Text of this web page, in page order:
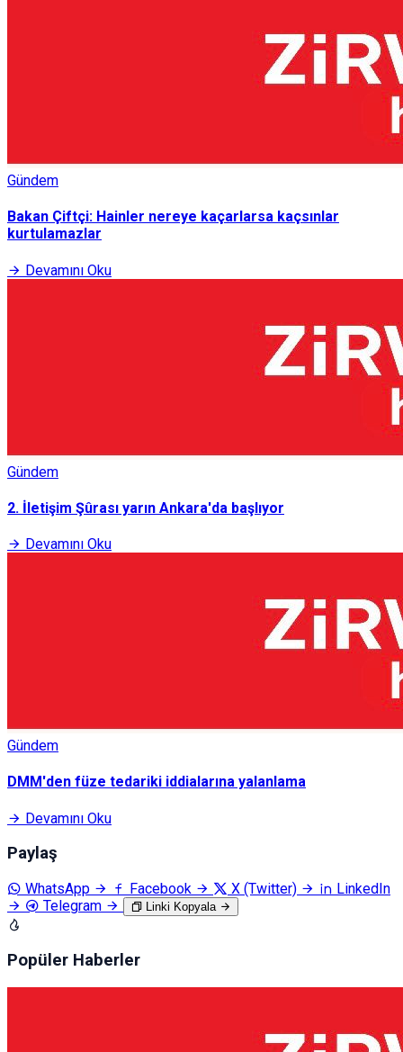
Gündem
Bakan Çiftçi: Hainler nereye kaçarlarsa kaçsınlar
kurtulamazlar
Devamını Oku
Gündem
2. İletişim Şûrası yarın Ankara'da başlıyor
Devamını Oku
Gündem
DMM'den füze tedariki iddialarına yalanlama
Devamını Oku
Paylaş
WhatsApp Facebook X (Twitter)
LinkedIn
Telegram
Linki Kopyala
Popüler Haberler